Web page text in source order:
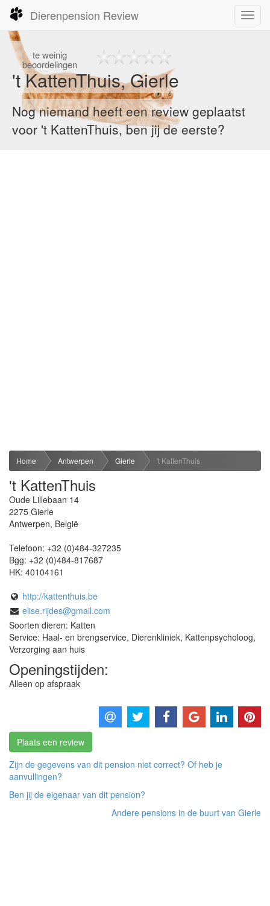
Dierenpension Review
teweinig
beoordelingen
't KattenThuis, Gierle
Nog niemand heeft een review geplaatst
voor 't KattenThuis, ben jij de eerste?
Home Antwerpen Gierle 't KattenThuis
't KattenThuis
Oude Lillebaan 14
2275 Gierle
Antwerpen, België
Telefoon: +32 (0)484-327235
Bgg: +32 (0)484-817687
HK: 40104161
http://kattenthuis.be
elise.rijdes@gmail.com
Soorten dieren: Katten
Service: Haal- en brengservice, Dierenkliniek, Kattenpsycholoog,
Verzorging aan huis
Openingstijden:
Alleen op afspraak
Plaats een review
Zijn de gegevens van dit pension niet correct? Of heb je
aanvullingen?
Ben jij de eigenaar van dit pension?
Andere pensions in de buurt van Gierle